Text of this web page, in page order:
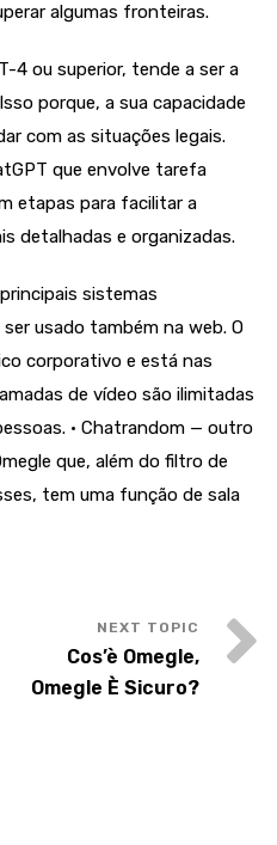
algumas fronteiras.
4 ou superior, tende a ser a
porque, a sua capacidade
com as situações legais.
que envolve tarefa
etapas para facilitar a
detalhadas e organizadas.
sistemas
usado também na web. O
corporativo e está nas
de vídeo são ilimitadas
• Chatrandom — outro
que, além do filtro de
tem uma função de sala
Cos’è Omegle,
Omegle È Sicuro?